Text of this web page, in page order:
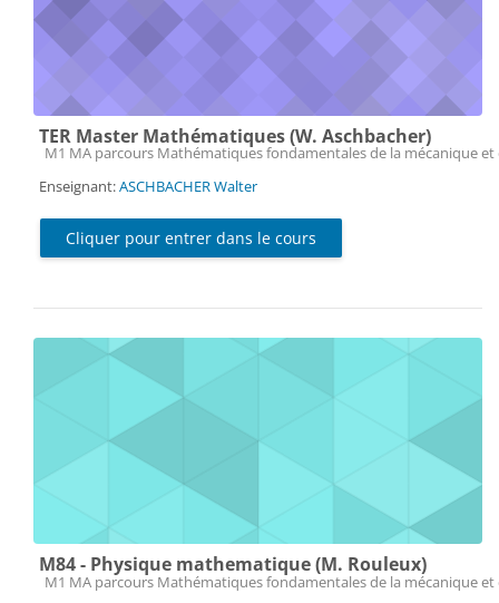
TER Master Mathématiques (W. Aschbacher)
Catégorie de cours
M1 MA parcours Mathématiques fondamentales de la mécanique
Enseignant:ASCHBACHER Walter
Cliquer pour entrer dans le cours
M84 - Physique mathematique (M. Rouleux)
Catégorie de cours
M1 MA parcours Mathématiques fondamentales de la mécanique